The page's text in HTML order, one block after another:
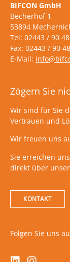
BIFCON GmbH
Becherhof 1
53894
Tel: 02443 / 90
Fax: 02443 / 90
E-Mail:
Zögern Sie
Wir sind für Sie
Vertrauen und
Wir freuen uns
Sie erreichen
direkt über
KONTAKT
Folgen Sie uns